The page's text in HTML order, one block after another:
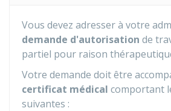
Vous devez adresser à votre
demande d'autorisation de
partiel pour raison
Votre demande doit être
certificat médical comportant
suivantes :